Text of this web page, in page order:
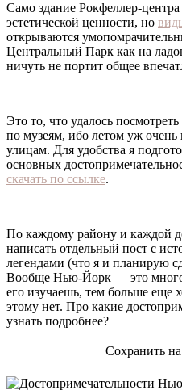
Само здание Рокфеллер-
эстетической ценности, но
открываются
Центральный Парк как на
ничуть не портит общее
Это то, что удалось
по музеям, ибо летом уж очень
улицам. Для удобства я
основных
скачать по ссылке.
По каждому району и каждой
написать отдельный пост с
легендами (что я и планирую
Вообще Нью-Йорк — это
его изучаешь, тем больше еще
этому нет. Про какие
узнать подробнее?
Сохранить